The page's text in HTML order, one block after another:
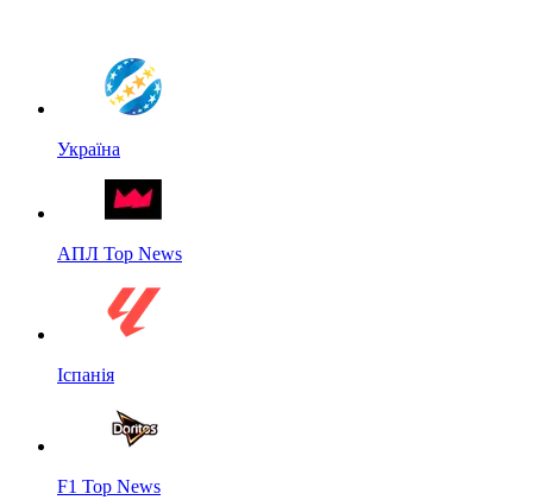
Україна
АПЛ Top News
Іспанія
F1 Top News